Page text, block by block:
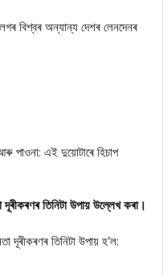
বিশ্বৰ অন্যান্য দেশৰ লেনদেনৰ
পাওনা: এই দুয়োটাৰে হিচাপ
দূৰীকৰণৰ তিনিটা উপায় উল্লেখ কৰা।
দূৰীকৰণৰ তিনিটা উপায় হ’ল: